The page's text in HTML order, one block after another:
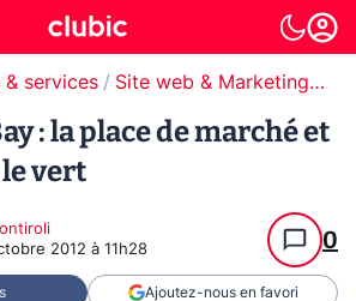
& services Site web & Marketing Digital
: la place de marché et
le vert
2012 à 11h28 0
Ajoutez-nous en favori